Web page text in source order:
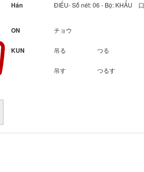
Hán ĐIẾU- Số nét: 06 - Bộ: KHẨU 口
ON チョウ
KUN 吊る つる
吊す つるす